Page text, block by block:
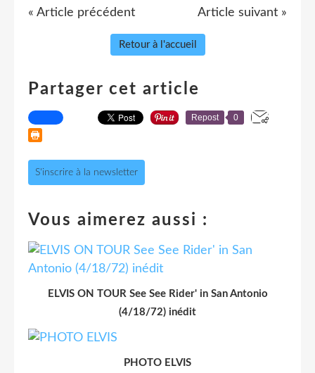
« Article précédent Article suivant »
Retour à l'accueil
Partager cet article
Repost 0
S'inscrire à la newsletter
Vous aimerez aussi :
ELVIS ON TOUR See See Rider' in San Antonio
(4/18/72) inédit
PHOTO ELVIS